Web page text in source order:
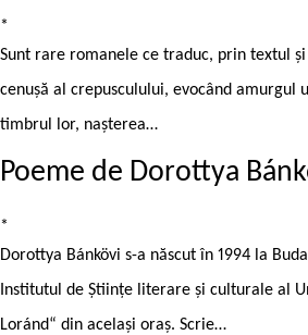
*
Sunt rare romanele ce traduc, prin textul
cenuşă al crepusculului, evocând amurgul
timbrul lor, naşterea…
Poeme de Dorottya
*
Dorottya Bánkövi s-a născut în 1994 la
Institutul de Științe literare și culturale al
Loránd“ din același oraș. Scrie…